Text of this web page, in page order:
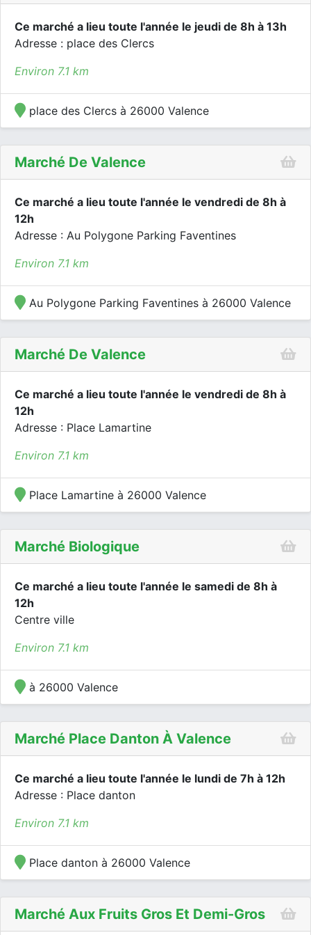
Ce marché a lieu toute l'année le jeudi de 8h à 13h
Adresse : place des Clercs
Environ 7.1 km
place des Clercs à 26000 Valence
Marché De Valence
Ce marché a lieu toute l'année le vendredi de 8h à
12h
Adresse : Au Polygone Parking Faventines
Environ 7.1 km
Au Polygone Parking Faventines à 26000 Valence
Marché De Valence
Ce marché a lieu toute l'année le vendredi de 8h à
12h
Adresse : Place Lamartine
Environ 7.1 km
Place Lamartine à 26000 Valence
Marché Biologique
Ce marché a lieu toute l'année le samedi de 8h à
12h
Centre ville
Environ 7.1 km
à 26000 Valence
Marché Place Danton À Valence
Ce marché a lieu toute l'année le lundi de 7h à 12h
Adresse : Place danton
Environ 7.1 km
Place danton à 26000 Valence
Marché Aux Fruits Gros Et Demi-Gros